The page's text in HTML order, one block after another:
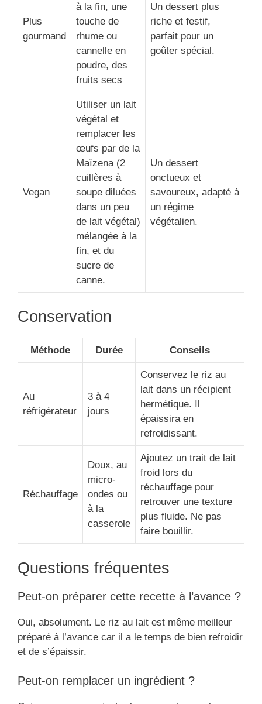
Plus
gourmand
à la fin, une
touche de
rhume ou
cannelle en
poudre, des
fruits secs
Un dessert plus
riche et festif,
parfait pour un
goûter spécial.
Vegan
Utiliser un lait
végétal et
remplacer les
œufs par de la
Maïzena (2
cuillères à
soupe diluées
dans un peu
de lait végétal)
mélangée à la
fin, et du
sucre de
canne.
Un dessert
onctueux et
savoureux, adapté à
un régime
végétalien.
Conservation
Méthode Durée Conseils
Au
réfrigérateur
3 à 4
jours
Conservez le riz au
lait dans un récipient
hermétique. Il
épaissira en
refroidissant.
Réchauffage
Doux, au
micro-
ondes ou
à la
casserole
Ajoutez un trait de lait
froid lors du
réchauffage pour
retrouver une texture
plus fluide. Ne pas
faire bouillir.
Questions fréquentes
Peut-on préparer cette recette à l’avance ?
Oui, absolument. Le riz au lait est même meilleur
préparé à l’avance car il a le temps de bien refroidir
et de s’épaissir.
Peut-on remplacer un ingrédient ?